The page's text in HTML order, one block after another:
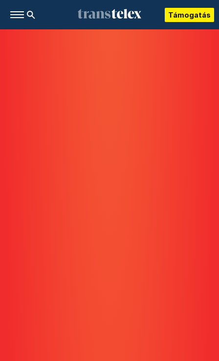
Támogatás